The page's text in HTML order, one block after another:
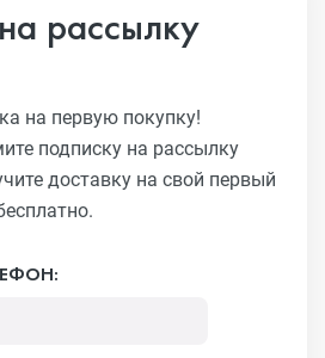
рассылку
на первую покупку!
подписку на рассылку
доставку на свой первый